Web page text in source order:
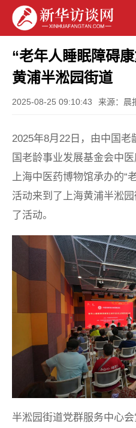
“老年人睡眠障碍
黄浦半淞园街道
2025-08-25 09:10:43 来源：晨
2025年8月22日，由中国
国老龄事业发展基金会中
上海中医药博物馆承办的“
活动来到了上海黄浦半淞
了活动。
半淞园街道党群服务中心